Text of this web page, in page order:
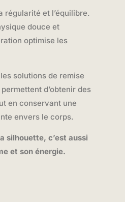
régularité et l’équilibre.
douce et
optimise les
solutions de remise
d’obtenir des
en conservant une
envers le corps.
silhouette, c’est aussi
et son énergie.